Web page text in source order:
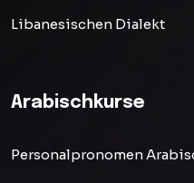
Libanesischen Dialekt
Arabischkurse
Personalpronomen